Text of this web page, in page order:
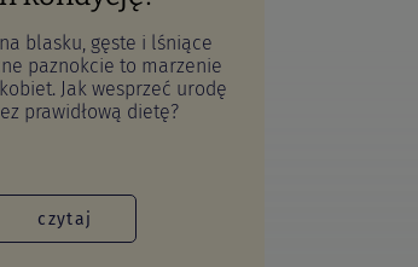
blasku, gęste i lśniące
paznokcie to marzenie
Jak wesprzeć urodę
prawidłową dietę?
czytaj